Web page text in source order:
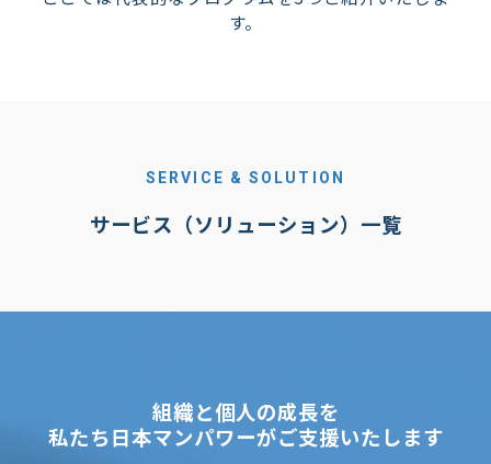
す。
SERVICE & SOLUTION
サービス（ソリューション）一覧
組織と個人の成長を
私たち日本マンパワーがご支援いたします